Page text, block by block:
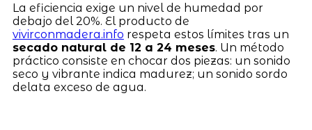
La eficiencia exige un nivel de humedad por
debajo del 20%. El producto de
vivirconmadera.info respeta estos límites tras un
secado natural de 12 a 24 meses. Un método
práctico consiste en chocar dos piezas: un sonido
seco y vibrante indica madurez; un sonido sordo
delata exceso de agua.